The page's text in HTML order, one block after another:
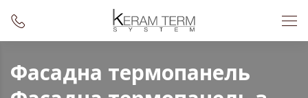
Фасадна термопанель